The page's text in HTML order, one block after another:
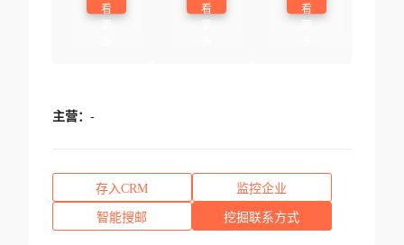
看
看
看
主营： -
存入CRM 监控企业
智能搜邮 挖掘联系方式